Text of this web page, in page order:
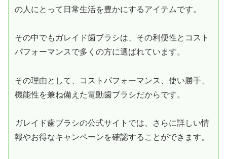
の人にとって日常生活を豊かにするアイテムです。
その中でもガレイド歯ブラシは、その利便性とコスト
パフォーマンスで多くの方に選ばれています。
その理由として、コストパフォーマンス、使い勝手、
機能性を兼ね備えた電動歯ブラシだからです。
ガレイド歯ブラシの公式サイトでは、さらに詳しい情
報やお得なキャンペーンを確認することができます。